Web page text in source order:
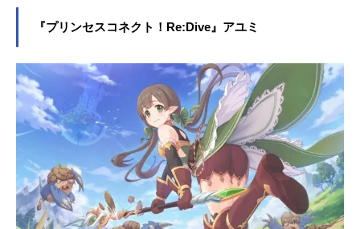
『プリンセスコネクト！Re:Dive』アユミ